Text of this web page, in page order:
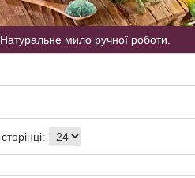
Натуральне мило ручної роботи.